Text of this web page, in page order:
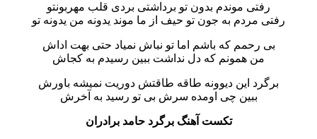
رفتی موندم بدون تو برداشتی بردی قلب مهربونتو
رفتی مردم به جون تو حیف از ما موند یدونه من یدونه تو
بی رحمم که باشم اما تو نباش نمیاد حتی بهت اداش
من همونم که دل نداشت ببین رسیدم به کجاش
برگرد این دیوونه طاقه طاقتش دوریت نمیشه باورش
ببین چی اومده سرش بی تو رسید به آخرش
تکست آهنگ برگرد حامد برادران